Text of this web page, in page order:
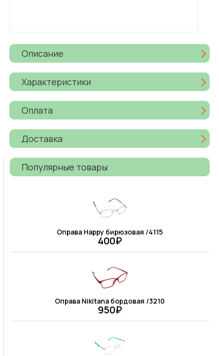
Описание
Характеристики
Оплата
Доставка
Популярные товары
Оправа Happy бирюзовая /4115
400₽
Оправа Nikitana бордовая /3210
950₽